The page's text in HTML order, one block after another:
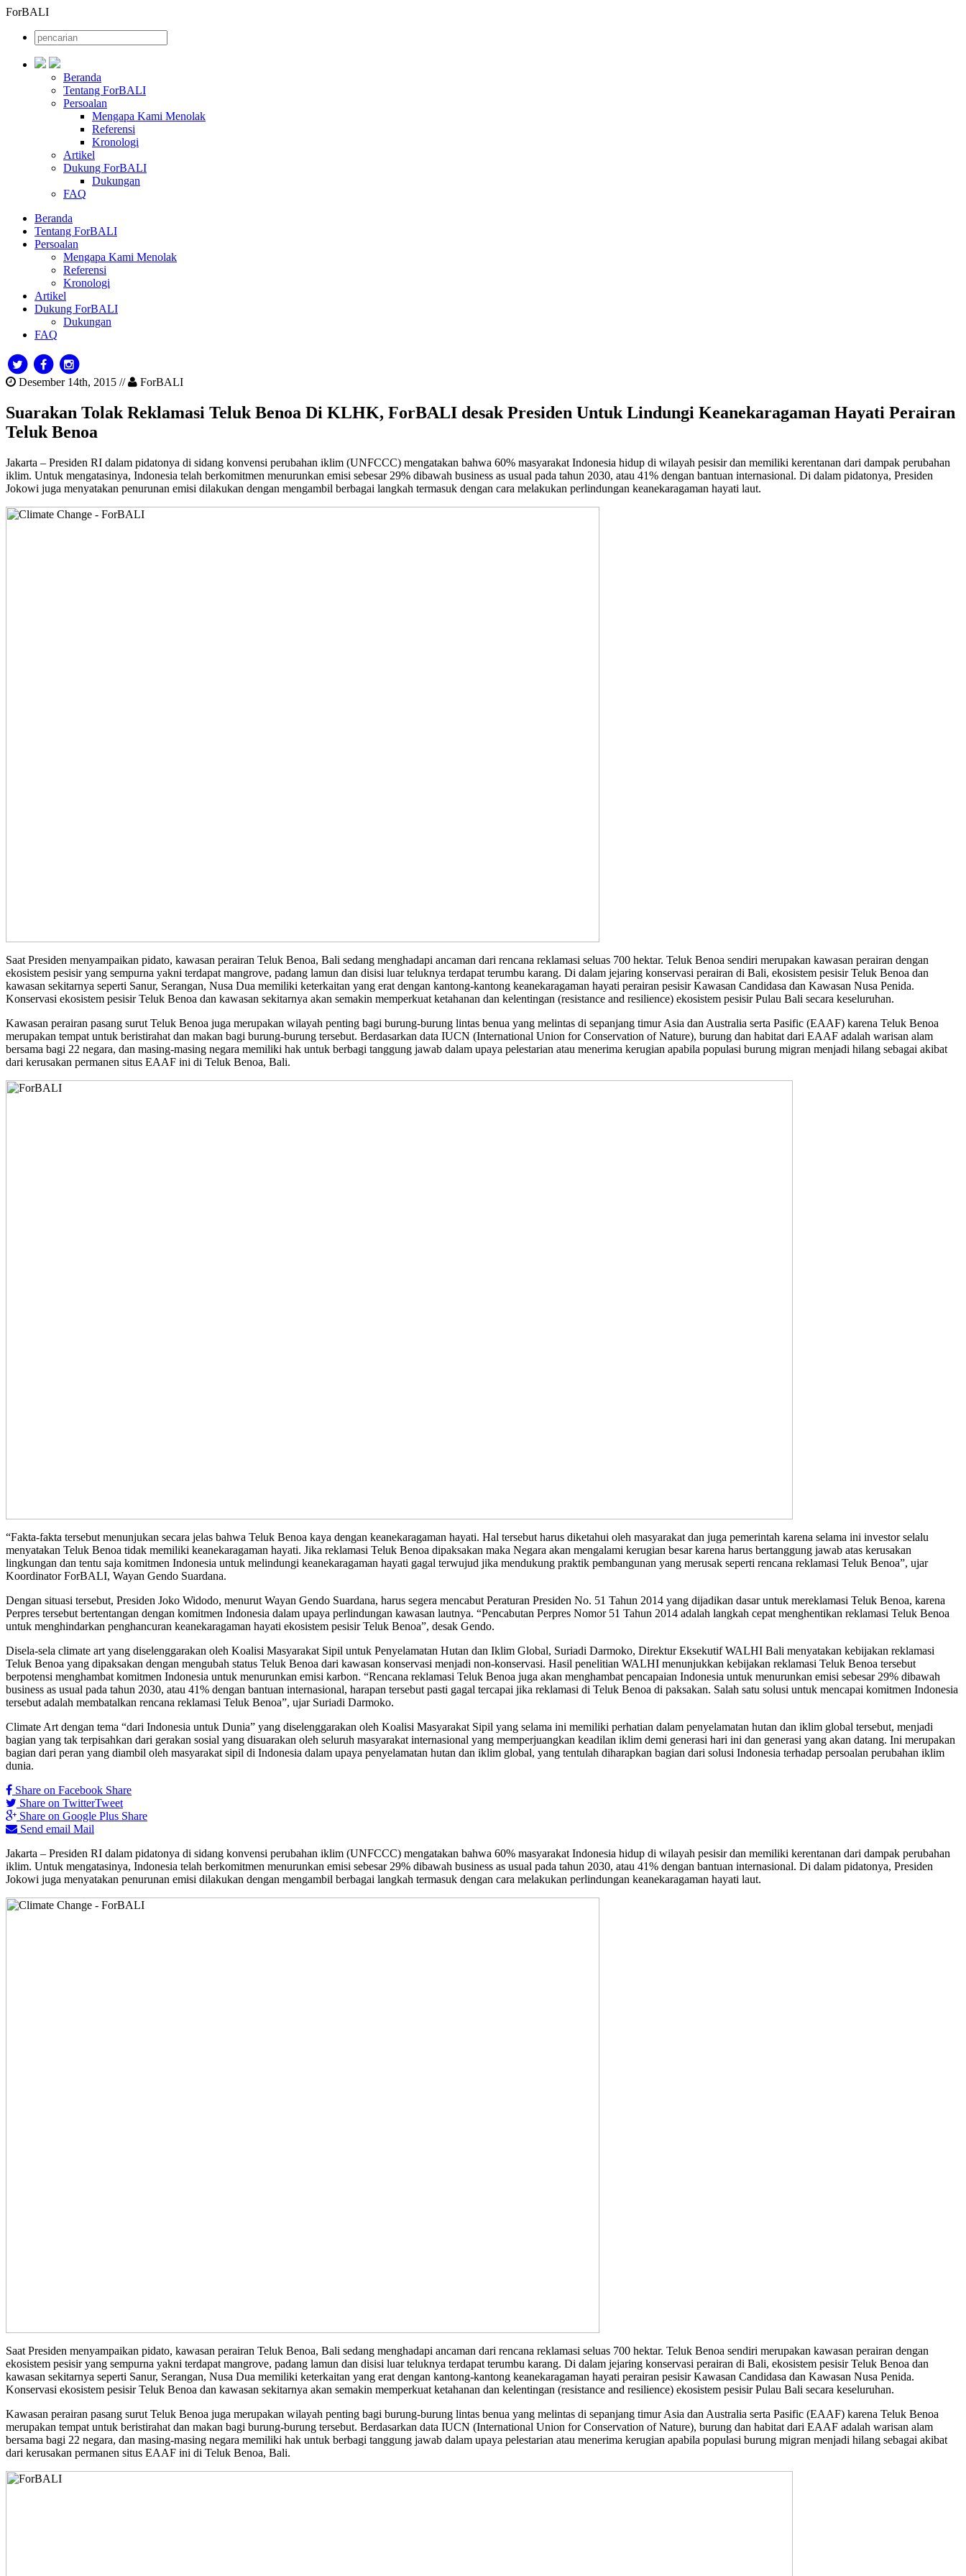
ForBALI
Beranda
Tentang ForBALI
Persoalan
Mengapa Kami Menolak
Referensi
Kronologi
Artikel
Dukung ForBALI
Dukungan
FAQ
Beranda
Tentang ForBALI
Persoalan
Mengapa Kami Menolak
Referensi
Kronologi
Artikel
Dukung ForBALI
Dukungan
FAQ
Desember 14th, 2015 // ForBALI
Suarakan Tolak Reklamasi Teluk Benoa Di KLHK, ForBALI desak Presiden Untuk Lindungi Keanekaragaman Hayati Perairan
Teluk Benoa
Jakarta – Presiden RI dalam pidatonya di sidang konvensi perubahan iklim (UNFCCC) mengatakan bahwa 60% masyarakat Indonesia hidup di wilayah pesisir dan memiliki kerentanan dari dampak perubahan
iklim. Untuk mengatasinya, Indonesia telah berkomitmen menurunkan emisi sebesar 29% dibawah business as usual pada tahun 2030, atau 41% dengan bantuan internasional. Di dalam pidatonya, Presiden
Jokowi juga menyatakan penurunan emisi dilakukan dengan mengambil berbagai langkah termasuk dengan cara melakukan perlindungan keanekaragaman hayati laut.
Saat Presiden menyampaikan pidato, kawasan perairan Teluk Benoa, Bali sedang menghadapi ancaman dari rencana reklamasi seluas 700 hektar. Teluk Benoa sendiri merupakan kawasan perairan dengan
ekosistem pesisir yang sempurna yakni terdapat mangrove, padang lamun dan disisi luar teluknya terdapat terumbu karang. Di dalam jejaring konservasi perairan di Bali, ekosistem pesisir Teluk Benoa dan
kawasan sekitarnya seperti Sanur, Serangan, Nusa Dua memiliki keterkaitan yang erat dengan kantong-kantong keanekaragaman hayati perairan pesisir Kawasan Candidasa dan Kawasan Nusa Penida.
Konservasi ekosistem pesisir Teluk Benoa dan kawasan sekitarnya akan semakin memperkuat ketahanan dan kelentingan (resistance and resilience) ekosistem pesisir Pulau Bali secara keseluruhan.
Kawasan perairan pasang surut Teluk Benoa juga merupakan wilayah penting bagi burung-burung lintas benua yang melintas di sepanjang timur Asia dan Australia serta Pasific (EAAF) karena Teluk Benoa
merupakan tempat untuk beristirahat dan makan bagi burung-burung tersebut. Berdasarkan data IUCN (International Union for Conservation of Nature), burung dan habitat dari EAAF adalah warisan alam
bersama bagi 22 negara, dan masing-masing negara memiliki hak untuk berbagi tanggung jawab dalam upaya pelestarian atau menerima kerugian apabila populasi burung migran menjadi hilang sebagai akibat
dari kerusakan permanen situs EAAF ini di Teluk Benoa, Bali.
“Fakta-fakta tersebut menunjukan secara jelas bahwa Teluk Benoa kaya dengan keanekaragaman hayati. Hal tersebut harus diketahui oleh masyarakat dan juga pemerintah karena selama ini investor selalu
menyatakan Teluk Benoa tidak memiliki keanekaragaman hayati. Jika reklamasi Teluk Benoa dipaksakan maka Negara akan mengalami kerugian besar karena harus bertanggung jawab atas kerusakan
lingkungan dan tentu saja komitmen Indonesia untuk melindungi keanekaragaman hayati gagal terwujud jika mendukung praktik pembangunan yang merusak seperti rencana reklamasi Teluk Benoa”, ujar
Koordinator ForBALI, Wayan Gendo Suardana.
Dengan situasi tersebut, Presiden Joko Widodo, menurut Wayan Gendo Suardana, harus segera mencabut Peraturan Presiden No. 51 Tahun 2014 yang dijadikan dasar untuk mereklamasi Teluk Benoa, karena
Perpres tersebut bertentangan dengan komitmen Indonesia dalam upaya perlindungan kawasan lautnya. “Pencabutan Perpres Nomor 51 Tahun 2014 adalah langkah cepat menghentikan reklamasi Teluk Benoa
untuk menghindarkan penghancuran keanekaragaman hayati ekosistem pesisir Teluk Benoa”, desak Gendo.
Disela-sela climate art yang diselenggarakan oleh Koalisi Masyarakat Sipil untuk Penyelamatan Hutan dan Iklim Global, Suriadi Darmoko, Direktur Eksekutif WALHI Bali menyatakan kebijakan reklamasi
Teluk Benoa yang dipaksakan dengan mengubah status Teluk Benoa dari kawasan konservasi menjadi non-konservasi. Hasil penelitian WALHI menunjukkan kebijakan reklamasi Teluk Benoa tersebut
berpotensi menghambat komitmen Indonesia untuk menurunkan emisi karbon. “Rencana reklamasi Teluk Benoa juga akan menghambat pencapaian Indonesia untuk menurunkan emisi sebesar 29% dibawah
business as usual pada tahun 2030, atau 41% dengan bantuan internasional, harapan tersebut pasti gagal tercapai jika reklamasi di Teluk Benoa di paksakan. Salah satu solusi untuk mencapai komitmen Indonesia
tersebut adalah membatalkan rencana reklamasi Teluk Benoa”, ujar Suriadi Darmoko.
Climate Art dengan tema “dari Indonesia untuk Dunia” yang diselenggarakan oleh Koalisi Masyarakat Sipil yang selama ini memiliki perhatian dalam penyelamatan hutan dan iklim global tersebut, menjadi
bagian yang tak terpisahkan dari gerakan sosial yang disuarakan oleh seluruh masyarakat internasional yang memperjuangkan keadilan iklim demi generasi hari ini dan generasi yang akan datang. Ini merupakan
bagian dari peran yang diambil oleh masyarakat sipil di Indonesia dalam upaya penyelamatan hutan dan iklim global, yang tentulah diharapkan bagian dari solusi Indonesia terhadap persoalan perubahan iklim
dunia.
Share on Facebook Share
Share on TwitterTweet
Share on Google Plus Share
Send email Mail
Jakarta – Presiden RI dalam pidatonya di sidang konvensi perubahan iklim (UNFCCC) mengatakan bahwa 60% masyarakat Indonesia hidup di wilayah pesisir dan memiliki kerentanan dari dampak perubahan
iklim. Untuk mengatasinya, Indonesia telah berkomitmen menurunkan emisi sebesar 29% dibawah business as usual pada tahun 2030, atau 41% dengan bantuan internasional. Di dalam pidatonya, Presiden
Jokowi juga menyatakan penurunan emisi dilakukan dengan mengambil berbagai langkah termasuk dengan cara melakukan perlindungan keanekaragaman hayati laut.
Saat Presiden menyampaikan pidato, kawasan perairan Teluk Benoa, Bali sedang menghadapi ancaman dari rencana reklamasi seluas 700 hektar. Teluk Benoa sendiri merupakan kawasan perairan dengan
ekosistem pesisir yang sempurna yakni terdapat mangrove, padang lamun dan disisi luar teluknya terdapat terumbu karang. Di dalam jejaring konservasi perairan di Bali, ekosistem pesisir Teluk Benoa dan
kawasan sekitarnya seperti Sanur, Serangan, Nusa Dua memiliki keterkaitan yang erat dengan kantong-kantong keanekaragaman hayati perairan pesisir Kawasan Candidasa dan Kawasan Nusa Penida.
Konservasi ekosistem pesisir Teluk Benoa dan kawasan sekitarnya akan semakin memperkuat ketahanan dan kelentingan (resistance and resilience) ekosistem pesisir Pulau Bali secara keseluruhan.
Kawasan perairan pasang surut Teluk Benoa juga merupakan wilayah penting bagi burung-burung lintas benua yang melintas di sepanjang timur Asia dan Australia serta Pasific (EAAF) karena Teluk Benoa
merupakan tempat untuk beristirahat dan makan bagi burung-burung tersebut. Berdasarkan data IUCN (International Union for Conservation of Nature), burung dan habitat dari EAAF adalah warisan alam
bersama bagi 22 negara, dan masing-masing negara memiliki hak untuk berbagi tanggung jawab dalam upaya pelestarian atau menerima kerugian apabila populasi burung migran menjadi hilang sebagai akibat
dari kerusakan permanen situs EAAF ini di Teluk Benoa, Bali.